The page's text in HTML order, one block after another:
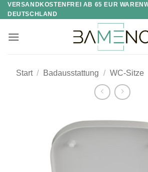
Skip
to
VERSANDKOSTENFREI AB 65 EUR
DEUTSCHLAND
Start / Badausstattung / WC-Sitze